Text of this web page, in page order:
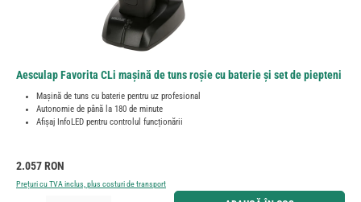
Aesculap Favorita CLi mașină de tuns roșie cu baterie și set de piepteni
Mașină de tuns cu baterie pentru uz profesional
Autonomie de până la 180 de minute
Afișaj InfoLED pentru controlul funcționării
Preț obișnuit:
2.057 RON
Prețuri cu TVA inclus, plus costuri de transport
Cantitate produs: Introduceți cantitatea dorită sau utilizați butoanele pentru a mări sau micșora